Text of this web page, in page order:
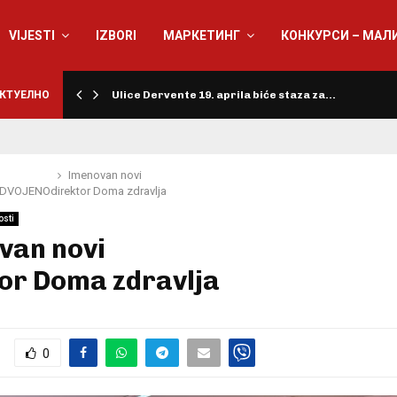
VIJESTI IZBORI МАРКЕТИНГ КОНКУРСИ –
Ulice Dervente 19. aprila biće staza za…
Imenovan novi
direktor Doma zdravlja
novi
Doma zdravlja
0